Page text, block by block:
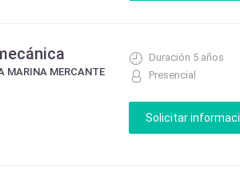
MARINA MERCANTE
Duración 5 años
Presencial